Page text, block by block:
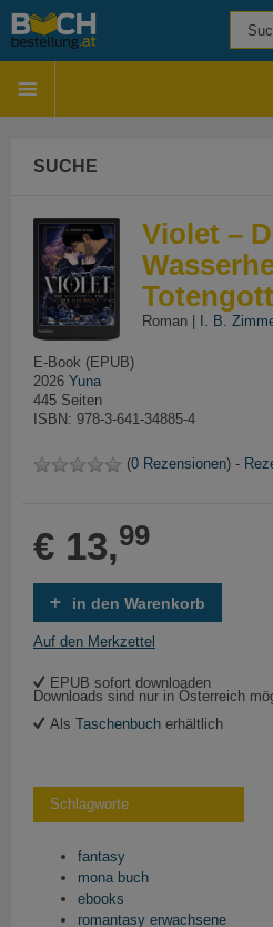
SUCHE
Violet –
Totengott
Roman | I. B.
E-Book (EPUB)
2026 Yuna
445 Seiten
ISBN: 978-3-641-34885-4
(0 Rezensionen) -
€ 13,99
in den Warenkorb
Auf den Merkzettel
EPUB sofort downloaden
Downloads sind nur in Österreich
Als Taschenbuch erhältlich
Schlagworte
fantasy
mona buch
ebooks
romantasy erwachsene